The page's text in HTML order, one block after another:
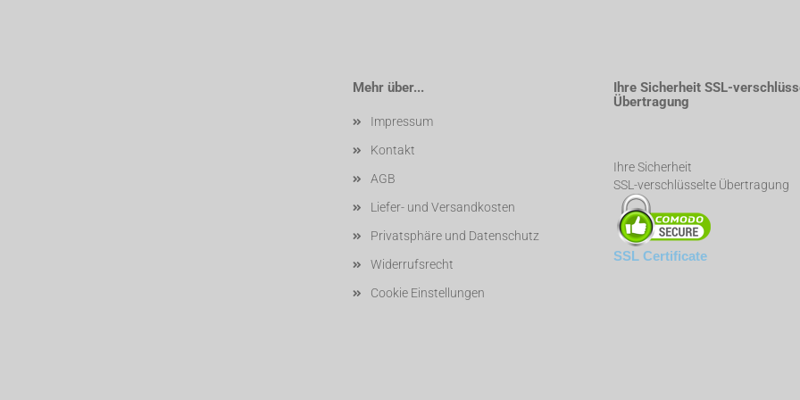
Mehr über...
Impressum
Kontakt
AGB
Liefer- und Versandkosten
Privatsphäre und Datenschutz
Widerrufsrecht
Cookie Einstellungen
Ihre Sicherheit SSL-
Übertragung
Ihre Sicherheit
SSL-verschlüsselte Übertragung
SSL Certificate